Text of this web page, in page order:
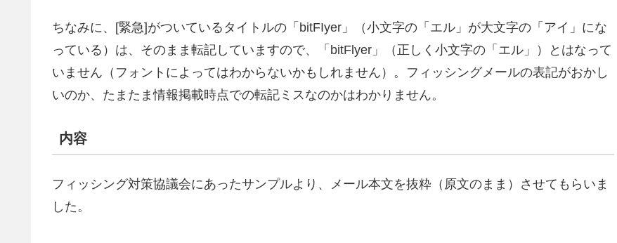
ちなみに、[緊急]がついているタイトルの「bitFIyer」（小文字の「エル」が大文字の「アイ」にな
っている）は、そのまま転記していますので、「bitFlyer」（正しく小文字の「エル」）とはなって
いません（フォントによってはわからないかもしれません）。フィッシングメールの表記がおかし
いのか、たまたま情報掲載時点での転記ミスなのかはわかりません。
内容
フィッシング対策協議会にあったサンプルより、メール本文を抜粋（原文のまま）させてもらいま
した。